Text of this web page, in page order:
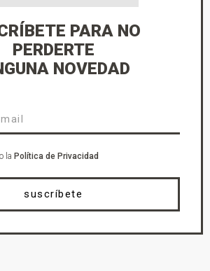
PARA NO
PERDERTE
NOVEDAD
la Política de Privacidad
suscríbete